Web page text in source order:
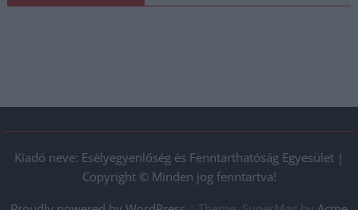
Kiadó neve: Esélyegyenlőség és Fenntarthatóság Egyesület |
Copyright © Minden jog fenntartva!